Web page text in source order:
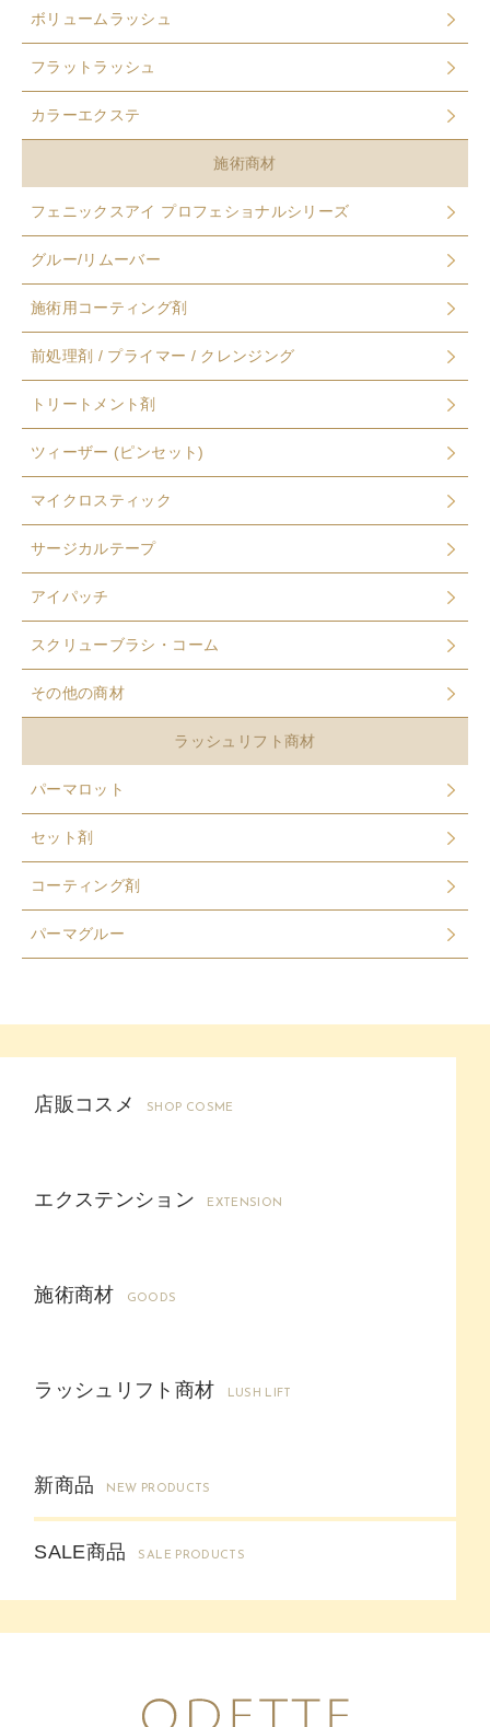
ボリュームラッシュ
フラットラッシュ
カラーエクステ
施術商材
フェニックスアイ プロフェショナルシリーズ
グルー/リムーバー
施術用コーティング剤
前処理剤 / プライマー / クレンジング
トリートメント剤
ツィーザー (ピンセット)
マイクロスティック
サージカルテープ
アイパッチ
スクリューブラシ・コーム
その他の商材
ラッシュリフト商材
パーマロット
セット剤
コーティング剤
パーマグルー
店販コスメ SHOP COSME
エクステンション EXTENSION
施術商材 GOODS
ラッシュリフト商材 LUSH LIFT
新商品 NEW PRODUCTS
SALE商品 SALE PRODUCTS